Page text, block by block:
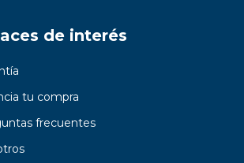
de interés
tu compra
frecuentes